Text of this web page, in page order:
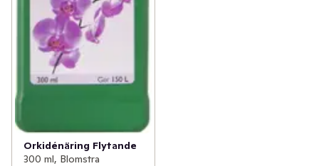
Orkidénäring Flytande
300 ml, Blomstra